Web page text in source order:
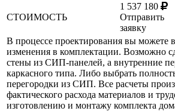
СТОИМОСТЬ
1 537 180
Отправить
заявку
В процессе проектирования вы можете
изменения в комплектации. Возможно
стены из СИП-панелей, а внутренние
каркасного типа. Либо выбрать
перегородки из СИП. Все расчеты
фактического расхода материалов и
изготовлению и монтажу комплекта